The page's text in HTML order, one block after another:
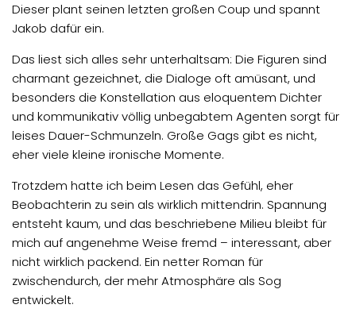
Dieser plant seinen letzten großen Coup und spannt
Jakob dafür ein.
Das liest sich alles sehr unterhaltsam: Die Figuren sind
charmant gezeichnet, die Dialoge oft amüsant, und
besonders die Konstellation aus eloquentem Dichter
und kommunikativ völlig unbegabtem Agenten sorgt für
leises Dauer-Schmunzeln. Große Gags gibt es nicht,
eher viele kleine ironische Momente.
Trotzdem hatte ich beim Lesen das Gefühl, eher
Beobachterin zu sein als wirklich mittendrin. Spannung
entsteht kaum, und das beschriebene Milieu bleibt für
mich auf angenehme Weise fremd – interessant, aber
nicht wirklich packend. Ein netter Roman für
zwischendurch, der mehr Atmosphäre als Sog
entwickelt.